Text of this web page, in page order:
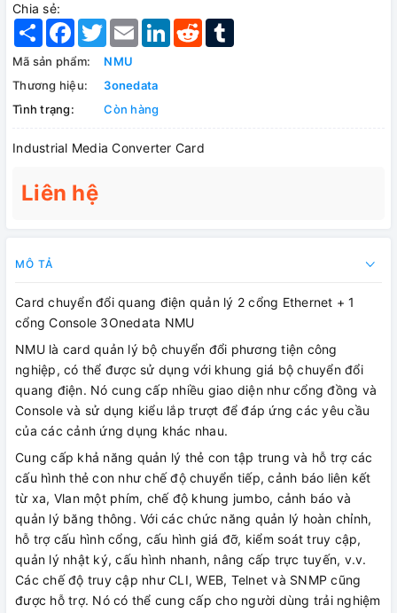
Chia sẻ:
Share Facebook
TwitterEmail LinkedInReddit
Mã sản phẩm:
NMU
Thương hiệu:
3onedata
Tình trạng:
Còn hàng
Industrial Media Converter Card
Liên hệ
MÔ TẢ
Card chuyển đổi quang điện quản lý 2 cổng Ethernet + 1
cổng Console 3Onedata NMU
NMU là card quản lý bộ chuyển đổi phương tiện công
nghiệp, có thể được sử dụng với khung giá bộ chuyển đổi
quang điện. Nó cung cấp nhiều giao diện như cổng đồng và
Console và sử dụng kiểu lắp trượt để đáp ứng các yêu cầu
của các cảnh ứng dụng khác nhau.
Cung cấp khả năng quản lý thẻ con tập trung và hỗ trợ các
cấu hình thẻ con như chế độ chuyển tiếp, cảnh báo liên kết
từ xa, Vlan một phím, chế độ khung jumbo, cảnh báo và
quản lý băng thông. Với các chức năng quản lý hoàn chỉnh,
hỗ trợ cấu hình cổng, cấu hình giá đỡ, kiểm soát truy cập,
quản lý nhật ký, cấu hình nhanh, nâng cấp trực tuyến, v.v.
Các chế độ truy cập như CLI, WEB, Telnet và SNMP cũng
được hỗ trợ. Nó có thể cung cấp cho người dùng trải nghiệm